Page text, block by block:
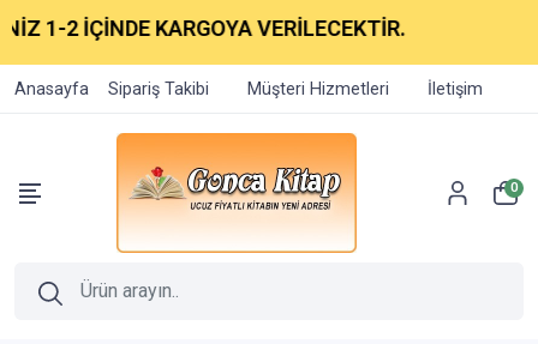
2 İÇİNDE KARGOYA VERİLECEKTİR.
Anasayfa Sipariş Takibi Müşteri Hizmetleri İletişim
0